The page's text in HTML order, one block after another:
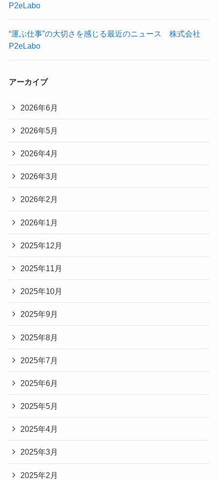
P2eLabo
“運ぶ仕事”の大切さを感じる最近のニュース 株式会社
P2eLabo
アーカイブ
2026年6月
2026年5月
2026年4月
2026年3月
2026年2月
2026年1月
2025年12月
2025年11月
2025年10月
2025年9月
2025年8月
2025年7月
2025年6月
2025年5月
2025年4月
2025年3月
2025年2月